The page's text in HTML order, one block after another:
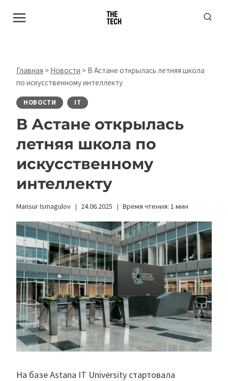
Главная > Новости > В Астане открылась летняя школа
по искусственному интеллекту
НОВОСТИ IT
В Астане открылась
летняя школа по
искусственному
интеллекту
Mansur Ismagulov 24.06.2025 Время чтения: 1 мин
На базе Astana IT University стартовала